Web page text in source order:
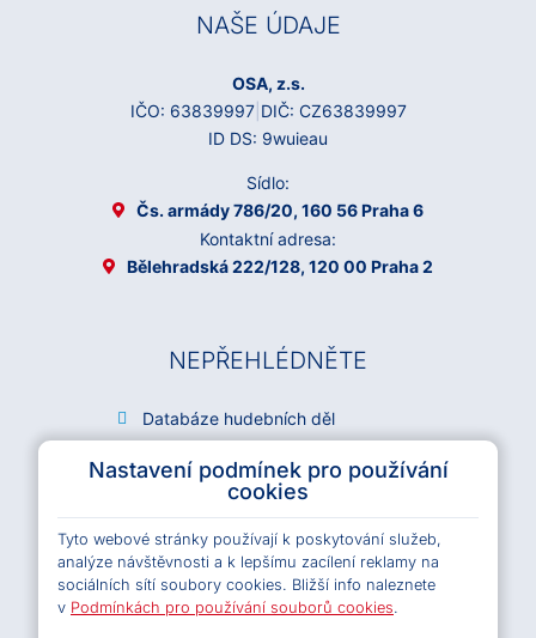
Nastavení podmínek pro používání
cookies
Tyto webové stránky používají k poskytování služeb,
analýze návštěvnosti a k lepšímu zacílení reklamy na
sociálních sítí soubory cookies. Bližší info naleznete
v Podmínkách pro používání souborů cookies.
NAŠE ÚDAJE
OSA, z.s.
IČO: 63839997| DIČ: CZ63839997
ID DS: 9wuieau
Sídlo:
Čs. armády 786/20, 160 56 Praha 6
Kontaktní adresa:
Bělehradská 222/128, 120 00 Praha 2
NEPŘEHLÉDNĚTE
Databáze hudebních děl
Kariéra
Licenční podmínky e-shopu OSA
Pravidla ochrany osobních údajů
Pravidla cookies